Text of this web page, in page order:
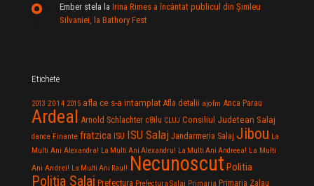
Ember stela la Irina Rimes a încântat publicul din Şimleu
Silvaniei, la Bathory Fest
Etichete
2013 2014 2015 afla ce s-a intamplat Afla detalii ajofm Anca Parau
Ardeal Arnold Schlachter c8ilu CLUJ Consiliul Judetean Salaj
dance Finante fratzica ISU ISU Salaj Jandarmeria Salaj Jibou La
Multi Ani Alexandra! La Multi Ani Alexandru! La Multi Ani Andreea! La Multi
Ani Andrei! La Multi Ani Raul! Necunoscut Politia
Politia Salaj Prefectura Prefectura Salaj Primaria Primaria Zalau